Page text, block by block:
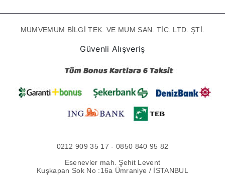
MUMVEMUM BİLGİ TEK. VE MUM SAN. TİC. LTD. ŞTİ.
Güvenli Alışveriş
0212 909 35 17 - 0850 840 95 82
Esenevler mah. Şehit Levent
Kuşkapan Sok No :16a Ümraniye / İSTANBUL